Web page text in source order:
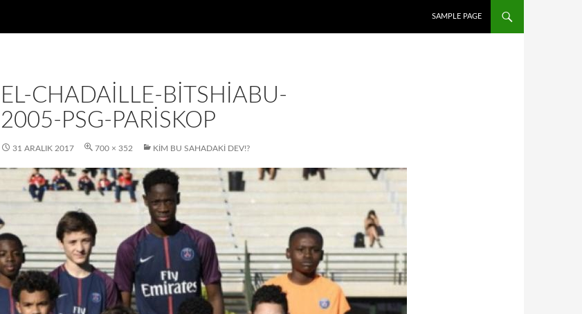
SAMPLE PAGE
EL-CHADAILLE-BITSHIABU-
2005-PSG-PARISKOP
31 ARALIK 2017 700 × 352 KIM BU SAHADAKI DEV!?